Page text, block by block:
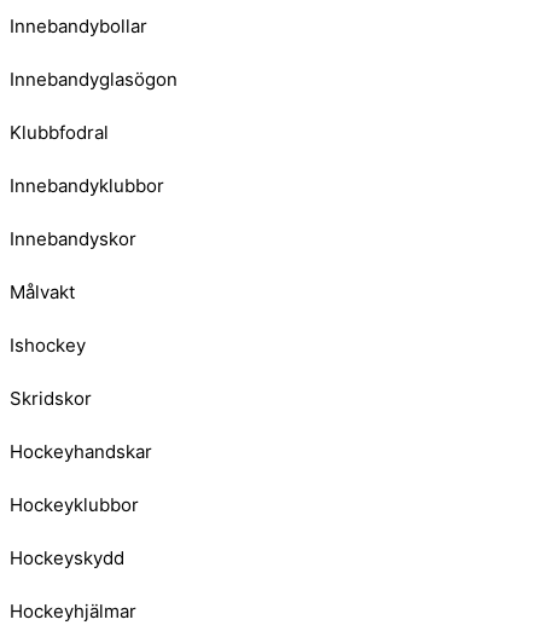
Innebandybollar
Innebandyglasögon
Klubbfodral
Innebandyklubbor
Innebandyskor
Målvakt
Ishockey
Skridskor
Hockeyhandskar
Hockeyklubbor
Hockeyskydd
Hockeyhjälmar